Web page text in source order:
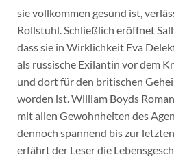
sie vollkommen gesund ist,
Rollstuhl. Schließlich eröffnet
dass sie in Wirklichkeit Eva
als russische Exilantin vor dem
und dort für den britischen
worden ist. William Boyds
mit allen Gewohnheiten des
dennoch spannend bis zur
erfährt der Leser die